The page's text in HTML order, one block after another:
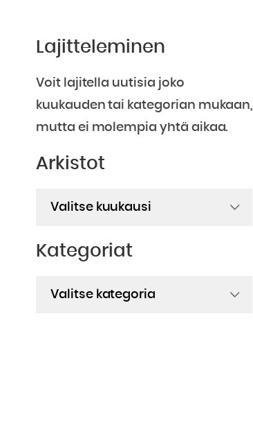
Lajitteleminen
Voit lajitella uutisia joko
kuukauden tai kategorian mukaan,
mutta ei molempia yhtä aikaa.
Arkistot
Kategoriat